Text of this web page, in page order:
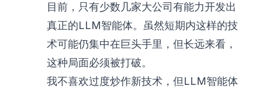
目前，只有少数几家大公司有能力开发出
真正的LLM智能体。虽然短期内这样的技
术可能仍集中在巨头手里，但长远来看，
这种局面必须被打破。
我不喜欢过度炒作新技术，但LLM智能体